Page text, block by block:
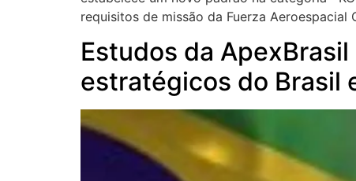
requisitos de missão da Fuerza Aeroespacial
Estudos da
estratégicos do Brasil